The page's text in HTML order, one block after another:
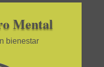
Mental
bienestar